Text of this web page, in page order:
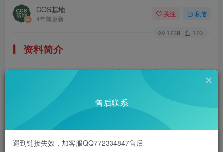
COS基地
4年前更新
关注 私信
1739 170
资料简介
MenruiNyanko，新面孔，这妹子看起来挺可爱的，大
家有兴趣可以深入了解一下。Twitter：@menruinyanko
售后联系
遇到链接失效，加客服QQ772334847售后